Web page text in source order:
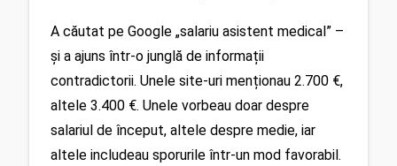
A căutat pe Google „salariu asistent medical” –
și a ajuns într-o junglă de informații
contradictorii. Unele site-uri menționau 2.700 €,
altele 3.400 €. Unele vorbeau doar despre
salariul de început, altele despre medie, iar
altele includeau sporurile într-un mod favorabil.